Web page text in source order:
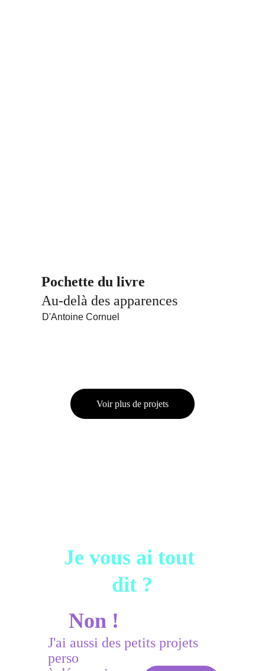
Pochette du livre
Au-delà des apparences
D'Antoine Cornuel
Voir plus de projets
Je vous ai tout
dit ?
Non !
J'ai aussi des petits projets
perso